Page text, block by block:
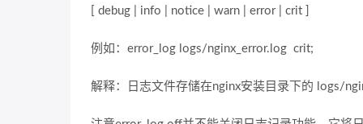
[ debug | info | notice | warn | error | crit ]
例如：error_log logs/nginx_error.log crit;
解释：日志文件存储在nginx安装目录下的 logs/